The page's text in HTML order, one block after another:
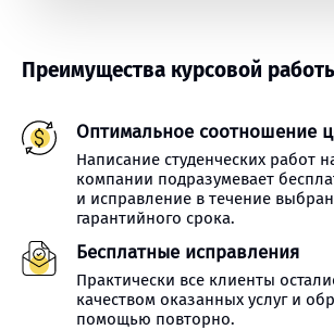
Преимущества курсовой
Оптимальное соотношение
Написание студенческих работ
компании подразумевает
и исправление в течение
гарантийного срока.
Бесплатные исправления
Практически все клиенты
качеством оказанных услуг и
помощью повторно.